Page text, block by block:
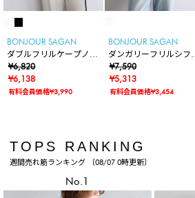
BONJOUR SAGAN
ダブルフリルケープノー
スリーブ
¥6,820
¥6,138
有料会員価格¥3,990
BONJOUR SAGAN
ダンガリーフリルシフォ
ンシャツ
¥7,590
¥5,313
有料会員価格¥3,454
TOPS RANKING
週間売れ筋ランキング 〔08/07 0時更新〕
No.1